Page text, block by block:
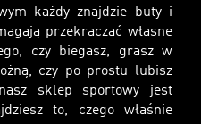
każdy znajdzie buty i
przekraczać własne
czy biegasz, grasz w
czy po prostu lubisz
sklep sportowy jest
to, czego właśnie